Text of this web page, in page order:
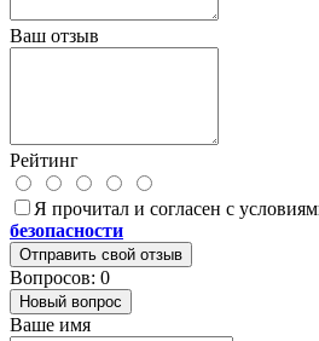
Ваш отзыв
Рейтинг
Я прочитал и согласен с
безопасности
Отправить свой отзыв
Вопросов: 0
Новый вопрос
Ваше имя